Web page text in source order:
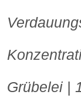
Grübelei |